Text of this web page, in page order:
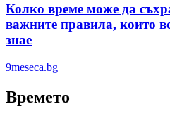
Колко време може да
важните правила, които
знае
9meseca.bg
Времето